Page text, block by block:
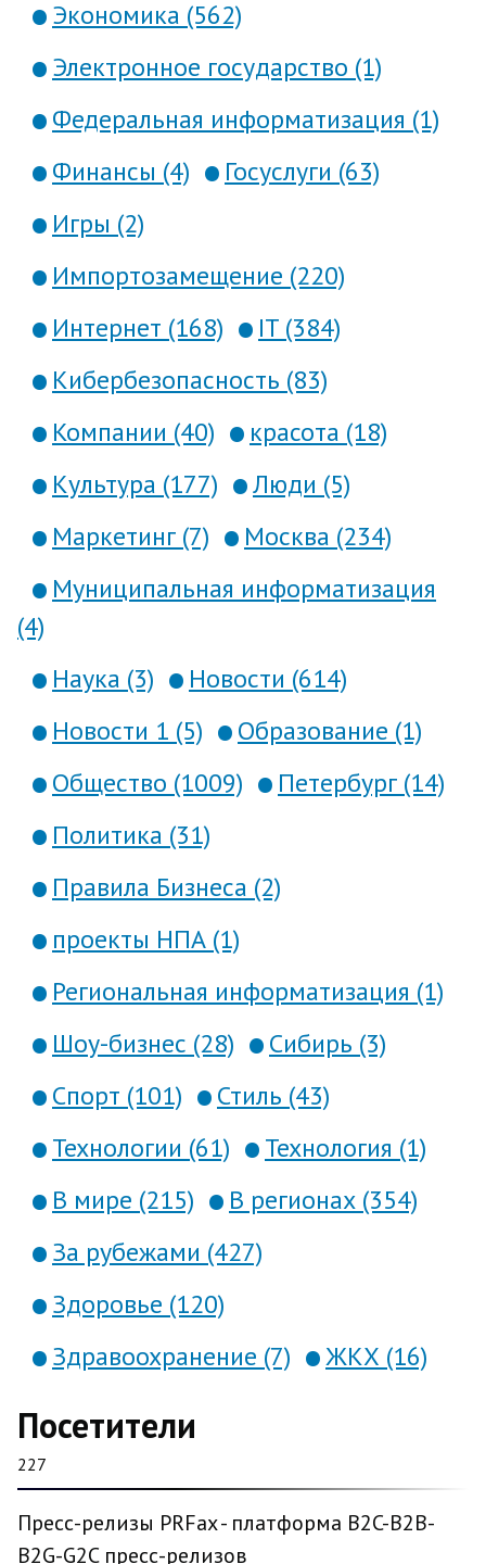
Экономика (562)
Электронное государство (1)
Федеральная информатизация (1)
Финансы (4)
Госуслуги (63)
Игры (2)
Импортозамещение (220)
Интернет (168)
IT (384)
Кибербезопасность (83)
Компании (40)
красота (18)
Культура (177)
Люди (5)
Маркетинг (7)
Москва (234)
Муниципальная информатизация
(4)
Наука (3)
Новости (614)
Новости 1 (5)
Образование (1)
Общество (1009)
Петербург (14)
Политика (31)
Правила Бизнеса (2)
проекты НПА (1)
Региональная информатизация (1)
Шоу-бизнес (28)
Сибирь (3)
Спорт (101)
Стиль (43)
Технологии (61)
Технология (1)
В мире (215)
В регионах (354)
За рубежами (427)
Здоровье (120)
Здравоохранение (7)
ЖКХ (16)
Посетители
227
Пресс-релизы PRFax - платформа B2C-B2B-
B2G-G2C пресс-релизов